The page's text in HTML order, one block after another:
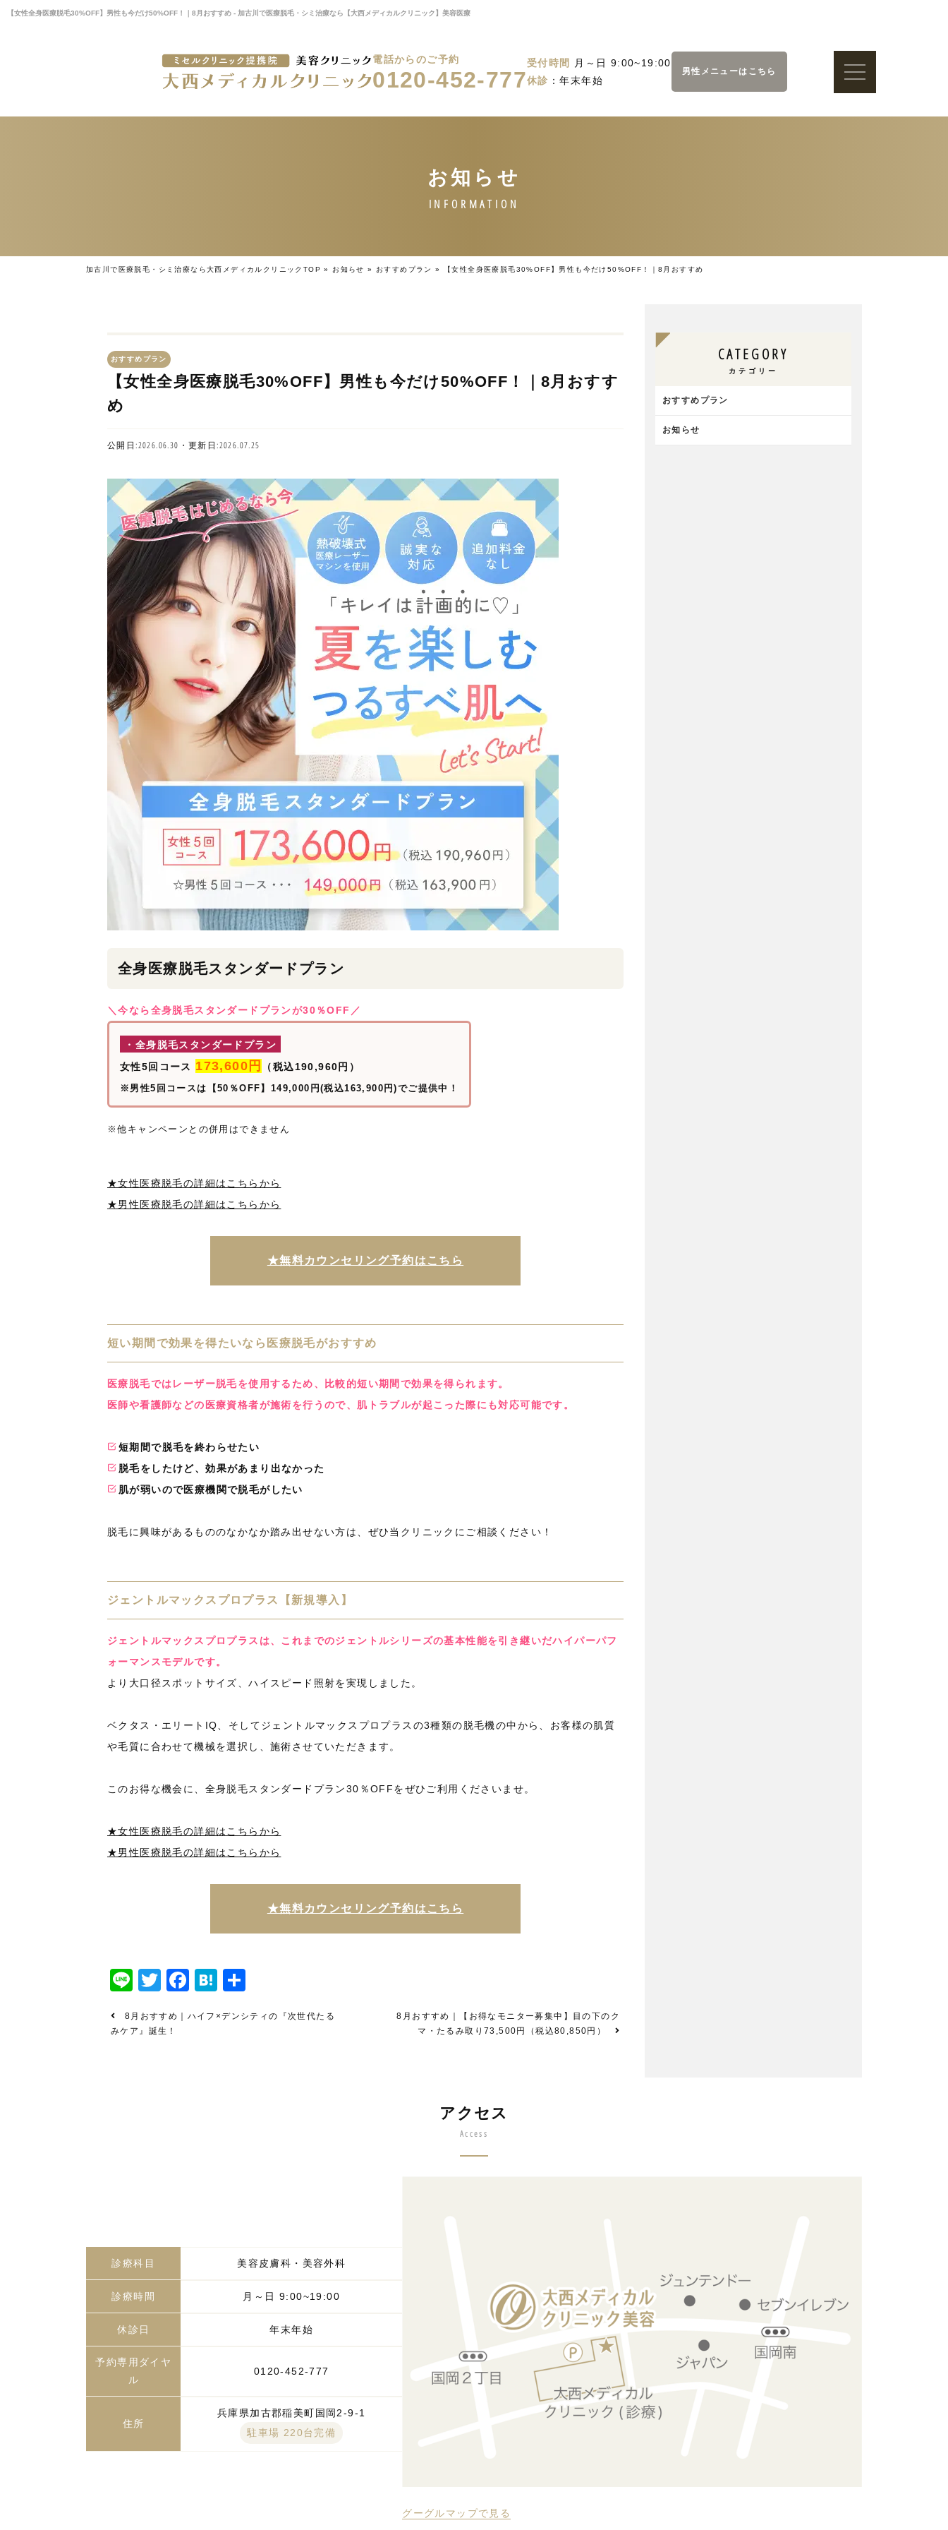
【女性全身医療脱毛30%OFF】男性も今だけ50%OFF！｜8月おすすめ - 加古川で医療脱毛・シミ治療なら【大西メディカルクリニック】美容医療
電話からのご予約
0120-452-777
受付時間
月～日 9:00~19:00
休診 ：年末年始
男性メニューはこちら
加古川で医療脱毛・シミ治療なら大西メディカルクリニックTOP »お知らせ »おすすめプラン » 【女性全身医療脱毛30%OFF】男性も今だけ50%OFF！｜8月おすすめ
おすすめプラン
【女性全身医療脱毛30%OFF】男性も今だけ50%OFF！｜8月おすす
め
公開日:2026.06.30・更新日:2026.07.25
全身医療脱毛スタンダードプラン
＼今なら全身脱毛スタンダードプランが30％OFF／
・全身脱毛スタンダードプラン
女性5回コース 173,600円 （税込190,960円）
※男性5回コースは【50％OFF】149,000円(税込163,900円)でご提供中！
※他キャンペーンとの併用はできません
★女性医療脱毛の詳細はこちらから
★男性医療脱毛の詳細はこちらから
★無料カウンセリング予約はこちら
短い期間で効果を得たいなら医療脱毛がおすすめ
医療脱毛ではレーザー脱毛を使用するため、比較的短い期間で効果を得られます。
医師や看護師などの医療資格者が施術を行うので、肌トラブルが起こった際にも対応可能です。
短期間で脱毛を終わらせたい
脱毛をしたけど、効果があまり出なかった
肌が弱いので医療機関で脱毛がしたい
脱毛に興味があるもののなかなか踏み出せない方は、ぜひ当クリニックにご相談ください！
ジェントルマックスプロプラス【新規導入】
ジェントルマックスプロプラスは、これまでのジェントルシリーズの基本性能を引き継いだハイパーパフ
ォーマンスモデルです。
より大口径スポットサイズ、ハイスピード照射を実現しました。
ベクタス・エリートIQ、そしてジェントルマックスプロプラスの3種類の脱毛機の中から、お客様の肌質
や毛質に合わせて機械を選択し、施術させていただきます。
このお得な機会に、全身脱毛スタンダードプラン30％OFFをぜひご利用くださいませ。
★女性医療脱毛の詳細はこちらから
★男性医療脱毛の詳細はこちらから
★無料カウンセリング予約はこちら
LineTwitter
Facebook
Hatena
8月おすすめ｜ハイフ×デンシティの『次世代たる
みケア』誕生！
8月おすすめ｜【お得なモニター募集中】目の下のク
マ・たるみ取り73,500円（税込80,850円）
CATEGORY
カテゴリー
おすすめプラン
お知らせ
アクセス
Access
診療科目 美容皮膚科・美容外科
診療時間 月～日 9:00~19:00
休診日 年末年始
予約専用ダイヤ
ル
0120-452-777
住所
兵庫県加古郡稲美町国岡2-9-1
駐車場 220台完備
グーグルマップで見る